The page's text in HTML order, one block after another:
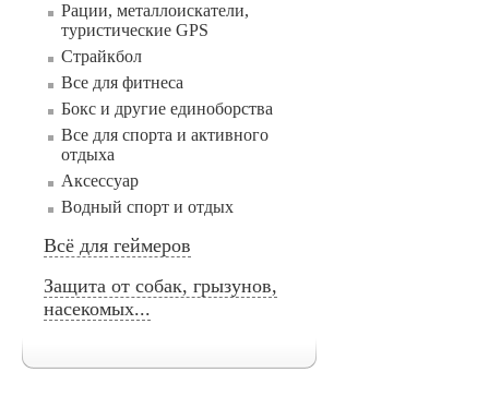
Рации, металлоискатели,
туристические GPS
Страйкбол
Все для фитнеса
Бокс и другие единоборства
Все для спорта и активного
отдыха
Аксессуар
Водный спорт и отдых
Всё для геймеров
Защита от собак, грызунов,
насекомых...